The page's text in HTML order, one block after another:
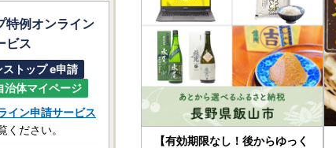
【有効期限なし！後からゆっく
特例オンライン
ビス
トップ e申請
治体マイページ
イン申請サービス
ください。